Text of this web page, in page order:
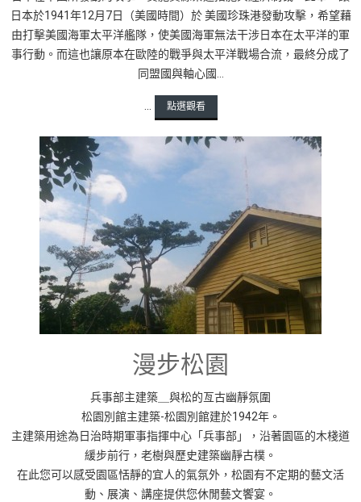
日本於1941年12月7日（美國時間）於 美國珍珠港發動攻擊，希望藉
由打擊美國海軍太平洋艦隊，使美國海軍無法干涉日本在太平洋的軍
事行動。而這也讓原本在歐陸的戰爭與太平洋戰場合流，最終分成了
同盟國與軸心國...
... 點選觀看
漫步松園
兵事部主建築＿與松的亙古幽靜氛圍
松園別館主建築-松園別館建於1942年。
主建築用途為日治時期軍事指揮中心「兵事部」，沿著園區的木棧道
緩步前行，老樹與歷史建築幽靜古樸。
在此您可以感受園區恬靜的宜人的氣氛外，松園有不定期的藝文活
動、展演、講座提供您休閒藝文饗宴。